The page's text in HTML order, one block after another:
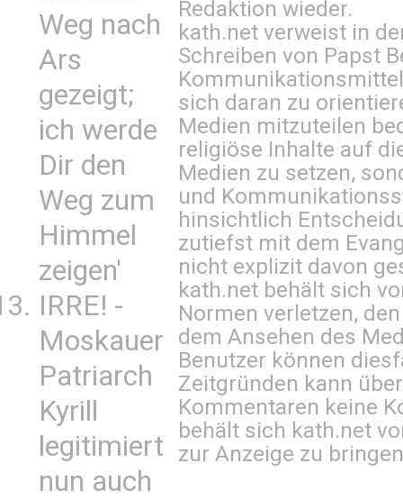
Weg nach
Ars
gezeigt;
ich werde
Dir den
Weg zum
Himmel
zeigen'
IRRE! -
Moskauer
Patriarch
Kyrill
legitimiert
nun auch
Redaktion wieder.
kath.net verweist in
Schreiben von Papst
sich daran zu
Medien mitzuteilen
religiöse Inhalte auf
Medien zu setzen,
und
hinsichtlich
zutiefst mit dem
nicht explizit davon
kath.net behält sich
Normen verletzen,
dem Ansehen des
Benutzer können
Zeitgründen kann
Kommentaren keine
behält sich kath.net
zur Anzeige zu